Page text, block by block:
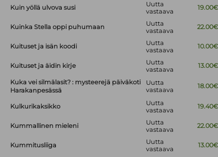
Kuin yöllä ulvova susi
Uutta
vastaava
19.00€
Kuinka Stella oppi puhumaan
Uutta
vastaava
22.00€
Kuituset ja isän koodi
Uutta
vastaava
10.00€
Kuituset ja äidin kirje
Uutta
vastaava
13.00€
Kuka vei silmälasit? : mysteerejä päiväkoti
Harakanpesässä
Uutta
vastaava
18.00€
Kulkurikaksikko
Uutta
vastaava
19.40€
Kummallinen mieleni
Uutta
vastaava
22.00€
Kummitusliiga
Uutta
vastaava
13.00€